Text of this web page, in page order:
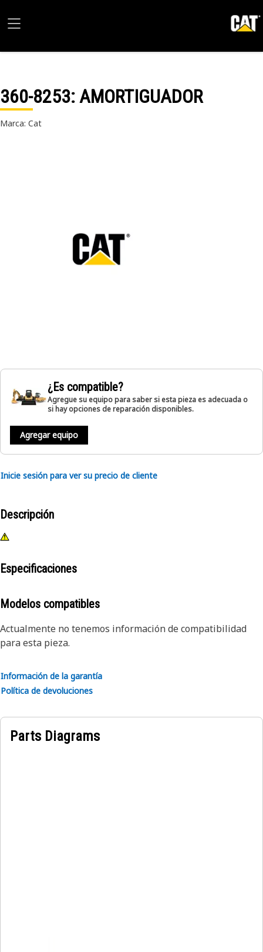
360-8253: AMORTIGUADOR
Marca: Cat
¿Es compatible?
Agregue su equipo para saber si esta pieza es adecuada o
si hay opciones de reparación disponibles.
Agregar equipo
Inicie sesión para ver su precio de cliente
Descripción
Especificaciones
Modelos compatibles
Actualmente no tenemos información de compatibilidad
para esta pieza.
Información de la garantía
Política de devoluciones
Parts Diagrams